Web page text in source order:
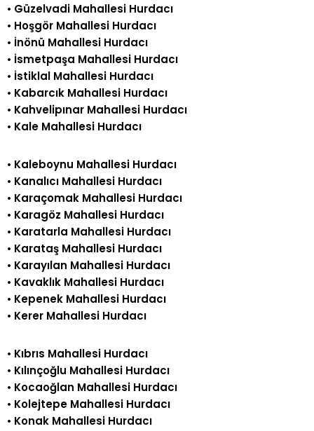
• Güzelvadi Mahallesi Hurdacı
• Hoşgör Mahallesi Hurdacı
• İnönü Mahallesi Hurdacı
• İsmetpaşa Mahallesi Hurdacı
• İstiklal Mahallesi Hurdacı
• Kabarcık Mahallesi Hurdacı
• Kahvelipınar Mahallesi Hurdacı
• Kale Mahallesi Hurdacı
• Kaleboynu Mahallesi Hurdacı
• Kanalıcı Mahallesi Hurdacı
• Karaçomak Mahallesi Hurdacı
• Karagöz Mahallesi Hurdacı
• Karatarla Mahallesi Hurdacı
• Karataş Mahallesi Hurdacı
• Karayılan Mahallesi Hurdacı
• Kavaklık Mahallesi Hurdacı
• Kepenek Mahallesi Hurdacı
• Kerer Mahallesi Hurdacı
• Kıbrıs Mahallesi Hurdacı
• Kılınçoğlu Mahallesi Hurdacı
• Kocaoğlan Mahallesi Hurdacı
• Kolejtepe Mahallesi Hurdacı
• Konak Mahallesi Hurdacı